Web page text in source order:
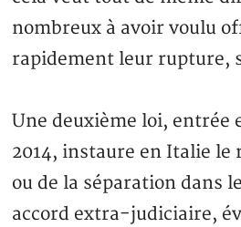
nombreux à avoir voulu
rapidement leur rupture,
Une deuxième loi, entrée
2014, instaure en Italie le
ou de la séparation dans
accord extra-judiciaire,